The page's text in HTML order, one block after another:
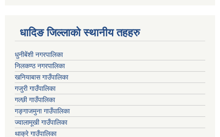
धादिङ जिल्लाकाे स्थानीय तहहरु
धुनीबेंशी नगरपालिका
निलकण्ठ नगरपालिका
खनियाबास गाउँपालिका
गजुरी गाउँपालिका
गल्छी गाउँपालिका
गङ्गाजमुना गाउँपालिका
ज्वालामूखी गाउँपालिका
थाक्रे गाउँपालिका